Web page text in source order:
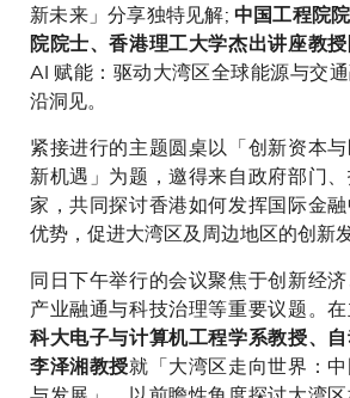
新未来」分享独特见解; 中国工程院
院院士、香港理工大学杰出讲座教
AI 赋能：驱动大湾区全球能源与交
沿洞见。
紧接进行的主题圆桌以「创新资本
新机遇」为题，邀得来自政府部门
家，共同探讨香港如何发挥国际金
优势，促进大湾区及周边地区的创新发
同日下午举行的会议聚焦于创新经济
产业融通与科技治理等重要议题。在
科大电子与计算机工程学系教授、
李泽湘教授就「大湾区走向世界：